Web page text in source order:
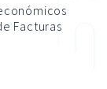
Facturas